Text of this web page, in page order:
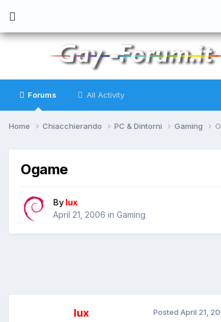
Forums All Activity
Home Chiacchierando PC & Dintorni Gaming
Ogame
By lux
April 21, 2006 in Gaming
lux Posted April 21,